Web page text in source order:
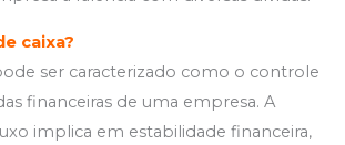
caixa?
ser caracterizado como o controle
financeiras de uma empresa. A
implica em estabilidade financeira,